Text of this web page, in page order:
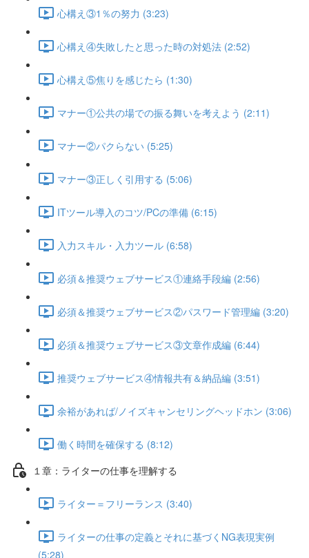
心構え③1％の努力 (3:23)
心構え④失敗したと思った時の対処法 (2:52)
心構え⑤焦りを感じたら (1:30)
マナー①公共の場での振る舞いを考えよう (2:11)
マナー②パクらない (5:25)
マナー③正しく引用する (5:06)
ITツール導入のコツ/PCの準備 (6:15)
入力スキル・入力ツール (6:58)
必須＆推奨ウェブサービス①連絡手段編 (2:56)
必須＆推奨ウェブサービス②パスワード管理編 (3:20)
必須＆推奨ウェブサービス③文章作成編 (6:44)
推奨ウェブサービス④情報共有＆納品編 (3:51)
余裕があれば/ノイズキャンセリングヘッドホン (3:06)
働く時間を確保する (8:12)
１章：ライターの仕事を理解する
ライター＝フリーランス (3:40)
ライターの仕事の定義とそれに基づくNG表現実例
(5:28)